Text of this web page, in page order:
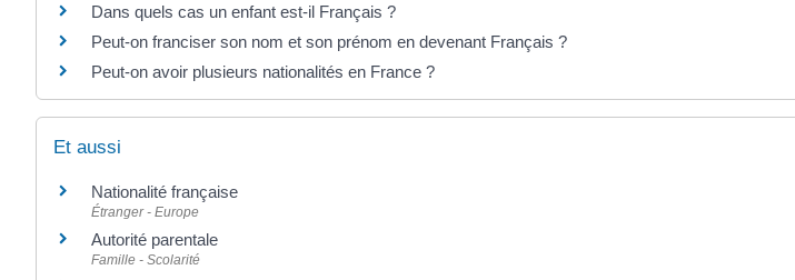
Dans quels cas un enfant est-il Français ?
Peut-on franciser son nom et son prénom en devenant Français ?
Peut-on avoir plusieurs nationalités en France ?
Et aussi
Nationalité française
Étranger - Europe
Autorité parentale
Famille - Scolarité